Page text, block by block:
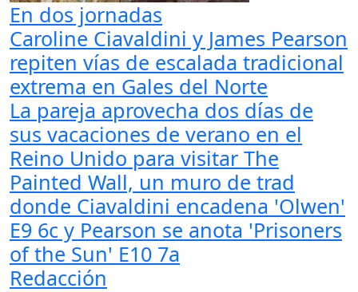
En dos jornadas
Caroline Ciavaldini y James Pearson
repiten vías de escalada tradicional
extrema en Gales del Norte
La pareja aprovecha dos días de
sus vacaciones de verano en el
Reino Unido para visitar The
Painted Wall, un muro de trad
donde Ciavaldini encadena 'Olwen'
E9 6c y Pearson se anota 'Prisoners
of the Sun' E10 7a
Redacción